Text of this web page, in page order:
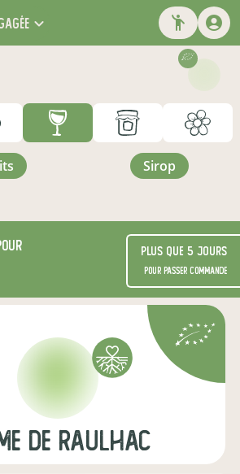
sirop
Plus que 5 jours
pour passer commande
DE RAULHAC